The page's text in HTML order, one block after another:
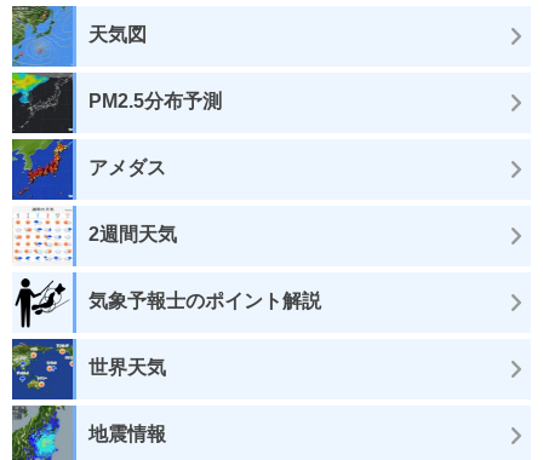
天気図
PM2.5分布予測
アメダス
2週間天気
気象予報士のポイント解説
世界天気
地震情報